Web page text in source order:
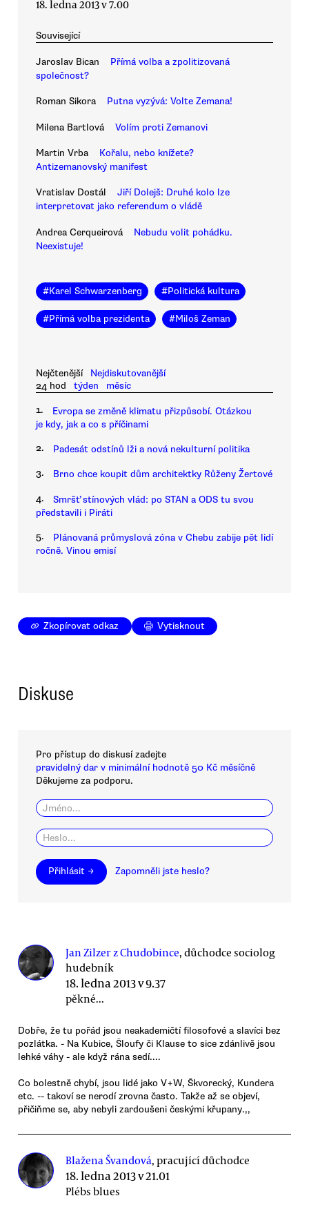
18. ledna 2013 v 7.00
Související
Jaroslav Bican
Přímá volba a zpolitizovaná
společnost?
Roman Sikora Putna vyzývá: Volte Zemana!
Milena Bartlová Volím proti Zemanovi
Martin Vrba
Kořalu, nebo knížete?
Antizemanovský manifest
Vratislav Dostál
Jiří Dolejš: Druhé kolo lze
interpretovat jako referendum o vládě
Andrea Cerqueirová
Nebudu volit pohádku.
Neexistuje!
#Karel Schwarzenberg #Politická kultura
#Přímá volba prezidenta #Miloš Zeman
Nejčtenější
Nejdiskutovanější
24 hod
týden měsíc
1.
Evropa se změně klimatu přizpůsobí. Otázkou
je kdy, jak a co s příčinami
2. Padesát odstínů lži a nová nekulturní politika
3. Brno chce koupit dům architektky Růženy Žertové
4.
Smršť stínových vlád: po STAN a ODS tu svou
představili i Piráti
5.
Plánovaná průmyslová zóna v Chebu zabije pět lidí
ročně. Vinou emisí
Zkopírovat odkaz Vytisknout
Diskuse
Pro přístup do diskusí zadejte
pravidelný dar v minimální hodnotě 50 Kč měsíčně
Děkujeme za podporu.
Přihlásit → Zapomněli jste heslo?
Jan Zilzer z Chudobince, důchodce sociolog
hudebník
18. ledna 2013 v 9.37
pěkné...
Dobře, že tu pořád jsou neakademičtí filosofové a slavíci bez
pozlátka. - Na Kubice, Šloufy či Klause to sice zdánlivě jsou
lehké váhy - ale když rána sedí....
Co bolestně chybí, jsou lidé jako V+W, Škvorecký, Kundera
etc. -- takoví se nerodí zrovna často. Takže až se objeví,
přičiňme se, aby nebyli zardoušeni českými křupany.,,
Blažena Švandová, pracující důchodce
18. ledna 2013 v 21.01
Plébs blues